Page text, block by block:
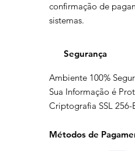
confirmação de
sistemas.
Segurança
Ambiente 100%
Sua Informação é
Criptografia SSL 256-
Métodos de